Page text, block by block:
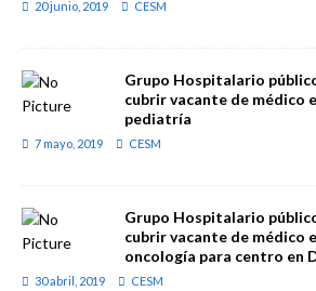
20 junio, 2019 CESM
Grupo Hospitalario
cubrir vacante de médico
pediatría
7 mayo, 2019 CESM
Grupo Hospitalario
cubrir vacante de médico
oncología para centro en
30 abril, 2019 CESM